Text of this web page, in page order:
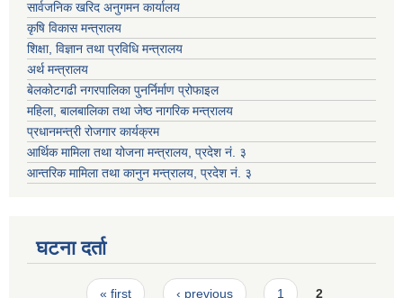
सार्वजनिक खरिद अनुगमन कार्यालय
कृषि विकास मन्त्रालय
शिक्षा, विज्ञान तथा प्रविधि मन्त्रालय
अर्थ मन्त्रालय
बेलकोटगढी नगरपालिका पुनर्निर्माण प्रोफाइल
महिला, बालबालिका तथा जेष्ठ नागरिक मन्त्रालय
प्रधानमन्त्री रोजगार कार्यक्रम
आर्थिक मामिला तथा योजना मन्त्रालय, प्रदेश नं. ३
आन्तरिक मामिला तथा कानुन मन्त्रालय, प्रदेश नं. ३
घटना दर्ता
« first ‹ previous 1 2